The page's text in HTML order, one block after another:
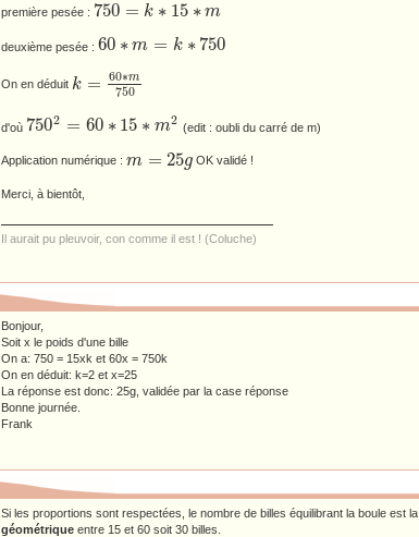
première pesée : 750 = k ∗ 15 ∗ m
750= ∗15∗ m
deuxième pesée : 60 ∗ m = k ∗ 750
60∗ m =k∗ 750
On en déduit k = 60∗m
750
k= 60∗ m750
d'où 7502 = 60 ∗ 15 ∗ m2
7502= 60∗ 15∗ m2 (edit : oubli du carré de m)
Application numérique : m = 25g
m= 25g OK validé !
Merci, à bientôt,
Il aurait pu pleuvoir, con comme il est ! (Coluche)
Bonjour,
Soit x le poids d'une bille
On a: 750 = 15xk et 60x = 750k
On en déduit: k=2 et x=25
La réponse est donc: 25g, validée par la case réponse
Bonne journée.
Frank
Si les proportions sont respectées, le nombre de billes équilibrant la boule est la
géométrique entre 15 et 60 soit 30 billes.